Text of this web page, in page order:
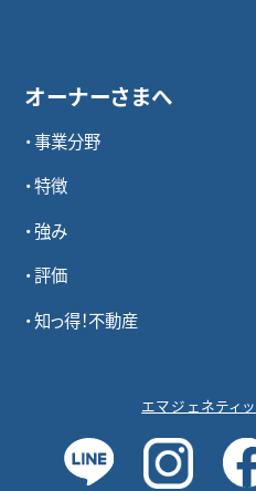
オーナーさまへ
事業分野
特徴
強み
評価
知っ得！不動産
エマジェネティ